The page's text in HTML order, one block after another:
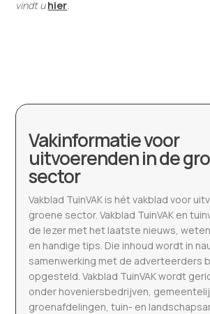
vindt uhier
Vakinformatie voor
uitvoerenden in de
sector
Vakblad TuinVAK is hét vakblad voor
groene sector. Vakblad TuinVAK en
de lezer met het laatste nieuws,
en handige tips. Die inhoud wordt in
samenwerking met de adverteerders
opgesteld. Vakblad TuinVAK wordt
onder hoveniersbedrijven,
groenafdelingen, tuin- en